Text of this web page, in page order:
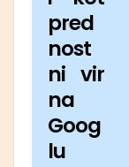
pred
nost
ni vir
na
Goog
lu